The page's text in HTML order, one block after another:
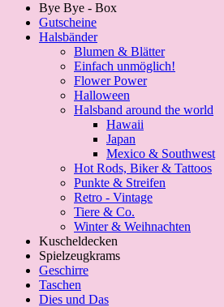
Bye Bye - Box
Gutscheine
Halsbänder
Blumen & Blätter
Einfach unmöglich!
Flower Power
Halloween
Halsband around the world
Hawaii
Japan
Mexico & Southwest
Hot Rods, Biker & Tattoos
Punkte & Streifen
Retro - Vintage
Tiere & Co.
Winter & Weihnachten
Kuscheldecken
Spielzeugkrams
Geschirre
Taschen
Dies und Das